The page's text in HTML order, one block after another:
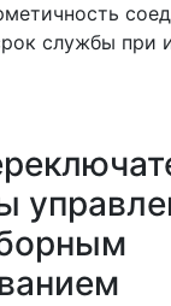
службы при